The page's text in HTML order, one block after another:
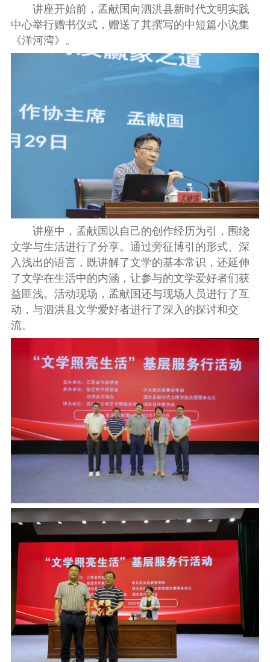
讲座开始前，孟献国向泗洪县新时代文明实践
中心举行赠书仪式，赠送了其撰写的中短篇小说集
《洋河湾》。
讲座中，孟献国以自己的创作经历为引，围绕
文学与生活进行了分享。通过旁征博引的形式、深
入浅出的语言，既讲解了文学的基本常识，还延伸
了文学在生活中的内涵，让参与的文学爱好者们获
益匪浅。活动现场，孟献国还与现场人员进行了互
动，与泗洪县文学爱好者进行了深入的探讨和交
流。